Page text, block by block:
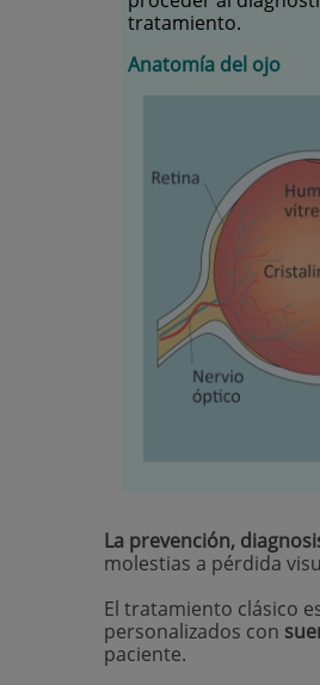
tratamiento.
Anatomía del ojo
La prevención,
molestias a pérdida
El tratamiento clásico
personalizados con
paciente.